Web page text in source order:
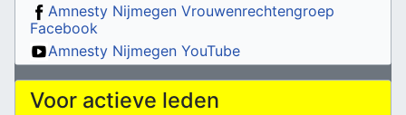
Amnesty Nijmegen Vrouwenrechtengroep
Facebook
Amnesty Nijmegen YouTube
Voor actieve leden